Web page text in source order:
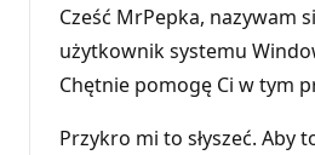
Cześć MrPepka, nazywam
użytkownik systemu
Chętnie pomogę Ci w tym
Przykro mi to słyszeć. Aby